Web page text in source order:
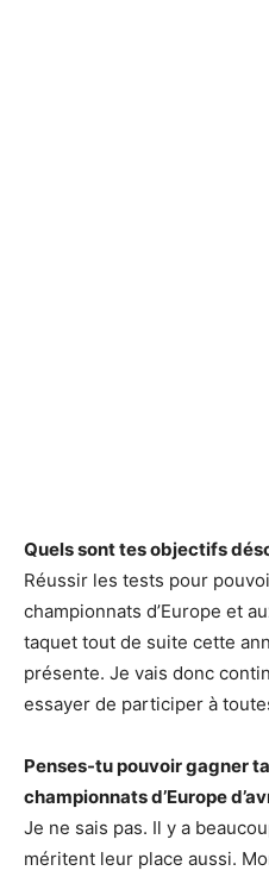
Quels sont tes objectifs
Réussir les tests pour
championnats d’Europe et
taquet tout de suite cette
présente. Je vais donc
essayer de participer à
Penses-tu pouvoir gagner
championnats d’Europe
Je ne sais pas. Il y a
méritent leur place aussi.